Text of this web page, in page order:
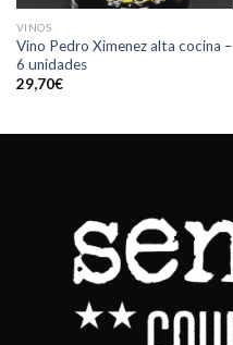
VINOS
Vino Pedro Ximenez alta cocina –
6 unidades
29,70€